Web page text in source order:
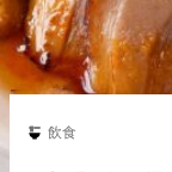
飲食